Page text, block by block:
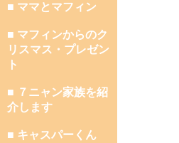
■ ママとマフィン
■ マフィンからのク
リスマス・プレゼン
ト
■ ７ニャン家族を紹
介します
■ キャスパーくん